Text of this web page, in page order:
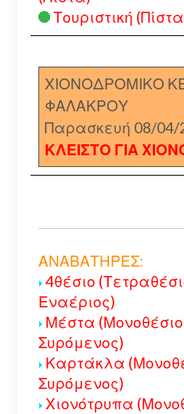
Τουριστική
ΧΙΟΝΟΔΡΟΜΙΚΟ
ΦΑΛΑΚΡΟΥ
Παρασκευή 08/04/
ΚΛΕΙΣΤΟ ΓΙΑ
ΑΝΑΒΑΤΗΡΕΣ:
4θέσιο
Εναέριος)
Μέστα
Συρόμενος)
Καρτάκλα
Συρόμενος)
Χιονότρυπα